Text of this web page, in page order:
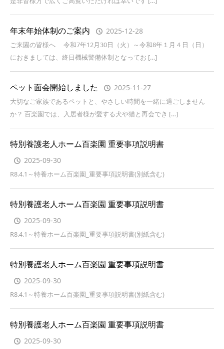
年末年始体制のご案内 2025-12-28
ご来園の皆様へ 令和7年12月30日（火）～令和8年１月４日（日）
におきましては、終日機械警備体制となってお […]
ペット面会開始しました 2025-11-27
大切なご家族であるペットと、やさしい時間を一緒に過ごしません
か？ 百楽園では、入居者様が愛する犬や猫と再会でき […]
特別養護老人ホーム百楽園 重要事項説明書
2025-09-30
R8.4.1～特養ホーム百楽園_重要事項説明書(別紙含む)
特別養護老人ホーム百楽園 重要事項説明書
2025-09-30
R8.4.1～特養ホーム百楽園_重要事項説明書(別紙含む)
特別養護老人ホーム百楽園 重要事項説明書
2025-09-30
R8.4.1～特養ホーム百楽園_重要事項説明書(別紙含む)
特別養護老人ホーム百楽園 重要事項説明書
2025-09-30